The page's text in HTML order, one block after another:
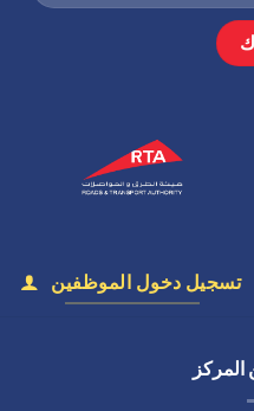
تسجيل دخول الموظفين
المركز